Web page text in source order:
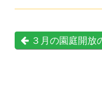
３月の園庭開放